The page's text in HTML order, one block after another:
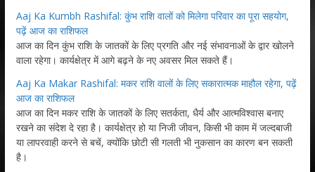
Aaj Ka Kumbh Rashifal: कुंभ राशि वालों को मिलेगा परिवार का पूरा सहयोग,
पढ़ें आज का राशिफल
आज का दिन कुंभ राशि के जातकों के लिए प्रगति और नई संभावनाओं के द्वार खोलने
वाला रहेगा। कार्यक्षेत्र में आगे बढ़ने के नए अवसर मिल सकते हैं।
Aaj Ka Makar Rashifal: मकर राशि वालों के लिए सकारात्मक माहौल रहेगा, पढ़ें
आज का राशिफल
आज का दिन मकर राशि के जातकों के लिए सतर्कता, धैर्य और आत्मविश्वास बनाए
रखने का संदेश दे रहा है। कार्यक्षेत्र हो या निजी जीवन, किसी भी काम में जल्दबाजी
या लापरवाही करने से बचें, क्योंकि छोटी सी गलती भी नुकसान का कारण बन सकती
है।